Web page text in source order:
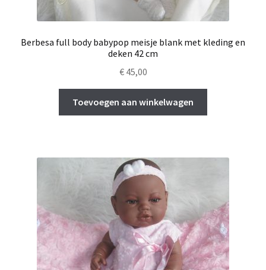
Berbesa full body babypop meisje blank met kleding en
deken 42 cm
€45,00
Toevoegen aan winkelwagen